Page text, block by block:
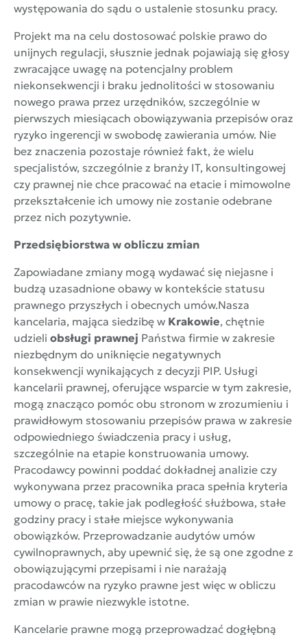
występowania do sądu o ustalenie stosunku pracy.
Projekt ma na celu dostosować polskie prawo do
unijnych regulacji, słusznie jednak pojawiają się głosy
zwracające uwagę na potencjalny problem
niekonsekwencji i braku jednolitości w stosowaniu
nowego prawa przez urzędników, szczególnie w
pierwszych miesiącach obowiązywania przepisów oraz
ryzyko ingerencji w swobodę zawierania umów. Nie
bez znaczenia pozostaje również fakt, że wielu
specjalistów, szczególnie z branży IT, konsultingowej
czy prawnej nie chce pracować na etacie i mimowolne
przekształcenie ich umowy nie zostanie odebrane
przez nich pozytywnie.
Przedsiębiorstwa w obliczu zmian
Zapowiadane zmiany mogą wydawać się niejasne i
budzą uzasadnione obawy w kontekście statusu
prawnego przyszłych i obecnych umów.Nasza
kancelaria, mająca siedzibę w Krakowie, chętnie
udzieli obsługi prawnej Państwa firmie w zakresie
niezbędnym do uniknięcie negatywnych
konsekwencji wynikających z decyzji PIP. Usługi
kancelarii prawnej, oferujące wsparcie w tym zakresie,
mogą znacząco pomóc obu stronom w zrozumieniu i
prawidłowym stosowaniu przepisów prawa w zakresie
odpowiedniego świadczenia pracy i usług,
szczególnie na etapie konstruowania umowy.
Pracodawcy powinni poddać dokładnej analizie czy
wykonywana przez pracownika praca spełnia kryteria
umowy o pracę, takie jak podległość służbowa, stałe
godziny pracy i stałe miejsce wykonywania
obowiązków. Przeprowadzanie audytów umów
cywilnoprawnych, aby upewnić się, że są one zgodne z
obowiązującymi przepisami i nie narażają
pracodawców na ryzyko prawne jest więc w obliczu
zmian w prawie niezwykle istotne.
Kancelarie prawne mogą przeprowadzać dogłębną